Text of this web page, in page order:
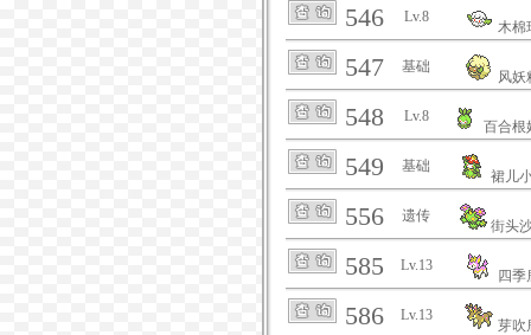
546 Lv.8
木棉
547 基础
风妖
548 Lv.8
百合根
549 基础
裙儿
556 遗传
街头
585 Lv.13
四季
586 Lv.13
芽吹